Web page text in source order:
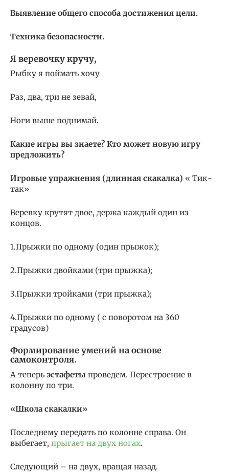
Выявление общего способа достижения цели.
Техника безопасности.
Я веревочку кручу,
Рыбку я поймать хочу
Раз, два, три не зевай,
Ноги выше поднимай.
Какие игры вы знаете? Кто может новую игру
предложить?
Игровые упражнения (длинная скакалка) « Тик-
так»
Веревку крутят двое, держа каждый один из
концов.
1.Прыжки по одному (один прыжок);
2.Прыжки двойками (три прыжка);
3.Прыжки тройками (три прыжка);
4.Прыжки по одному ( с поворотом на 360
градусов)
Формирование умений на основе
самоконтроля.
А теперь эстафеты проведем. Перестроение в
колонну по три.
«Школа скакалки»
Последнему передать по колонне справа. Он
выбегает, прыгает на двух ногах.
Следующий – на двух, вращая назад.